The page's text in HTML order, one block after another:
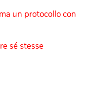
un protocollo con
sé stesse